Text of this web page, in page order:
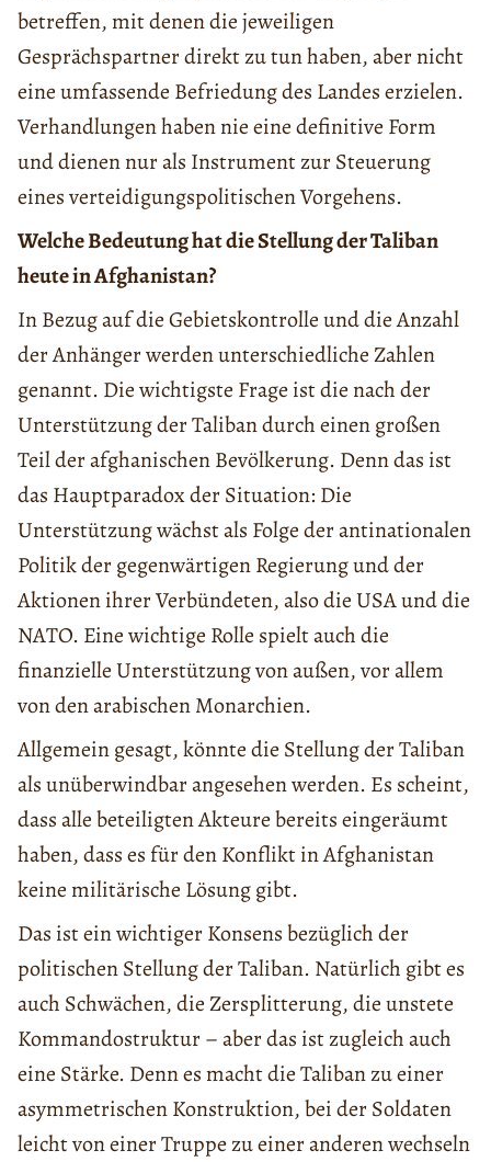
betreffen, mit denen die jeweiligen
Gesprächspartner direkt zu tun haben, aber nicht
eine umfassende Befriedung des Landes erzielen.
Verhandlungen haben nie eine definitive Form
und dienen nur als Instrument zur Steuerung
eines verteidigungspolitischen Vorgehens.
Welche Bedeutung hat die Stellung der Taliban
heute in Afghanistan?
In Bezug auf die Gebietskontrolle und die Anzahl
der Anhänger werden unterschiedliche Zahlen
genannt. Die wichtigste Frage ist die nach der
Unterstützung der Taliban durch einen großen
Teil der afghanischen Bevölkerung. Denn das ist
das Hauptparadox der Situation: Die
Unterstützung wächst als Folge der antinationalen
Politik der gegenwärtigen Regierung und der
Aktionen ihrer Verbündeten, also die USA und die
NATO. Eine wichtige Rolle spielt auch die
finanzielle Unterstützung von außen, vor allem
von den arabischen Monarchien.
Allgemein gesagt, könnte die Stellung der Taliban
als unüberwindbar angesehen werden. Es scheint,
dass alle beteiligten Akteure bereits eingeräumt
haben, dass es für den Konflikt in Afghanistan
keine militärische Lösung gibt.
Das ist ein wichtiger Konsens bezüglich der
politischen Stellung der Taliban. Natürlich gibt es
auch Schwächen, die Zersplitterung, die unstete
Kommandostruktur – aber das ist zugleich auch
eine Stärke. Denn es macht die Taliban zu einer
asymmetrischen Konstruktion, bei der Soldaten
leicht von einer Truppe zu einer anderen wechseln